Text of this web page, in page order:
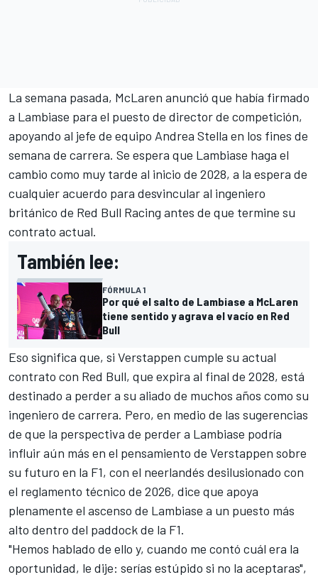
La semana pasada, McLaren anunció que había firmado
a Lambiase para el puesto de director de competición,
apoyando al jefe de equipo Andrea Stella en los fines de
semana de carrera. Se espera que Lambiase haga el
cambio como muy tarde al inicio de 2028, a la espera de
cualquier acuerdo para desvincular al ingeniero
británico de Red Bull Racing antes de que termine su
contrato actual.
También lee:
FÓRMULA 1
Por qué el salto de Lambiase a McLaren
tiene sentido y agrava el vacío en Red
Bull
Eso significa que, si Verstappen cumple su actual
contrato con Red Bull, que expira al final de 2028, está
destinado a perder a su aliado de muchos años como su
ingeniero de carrera. Pero, en medio de las sugerencias
de que la perspectiva de perder a Lambiase podría
influir aún más en el pensamiento de Verstappen sobre
su futuro en la F1, con el neerlandés desilusionado con
el reglamento técnico de 2026, dice que apoya
plenamente el ascenso de Lambiase a un puesto más
alto dentro del paddock de la F1.
"Hemos hablado de ello y, cuando me contó cuál era la
oportunidad, le dije: serías estúpido si no la aceptaras",